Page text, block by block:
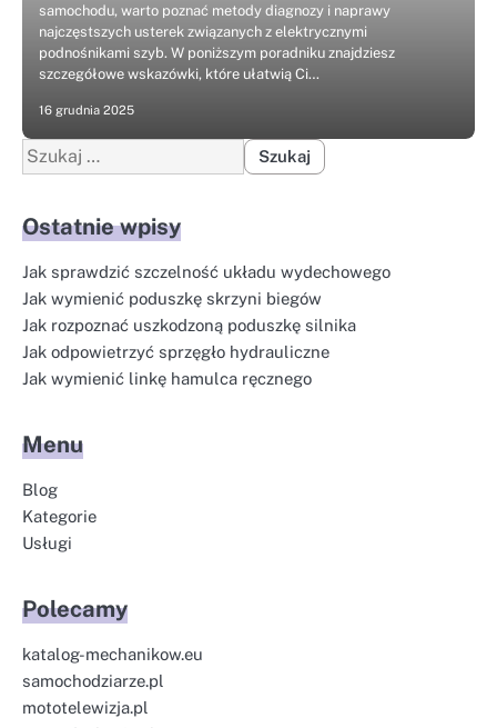
samochodu, warto poznać metody diagnozy i naprawy
najczęstszych usterek związanych z elektrycznymi
podnośnikami szyb. W poniższym poradniku znajdziesz
szczegółowe wskazówki, które ułatwią Ci…
16 grudnia 2025
Szukaj:
Ostatnie wpisy
Jak sprawdzić szczelność układu wydechowego
Jak wymienić poduszkę skrzyni biegów
Jak rozpoznać uszkodzoną poduszkę silnika
Jak odpowietrzyć sprzęgło hydrauliczne
Jak wymienić linkę hamulca ręcznego
Menu
Blog
Kategorie
Usługi
Polecamy
katalog-mechanikow.eu
samochodziarze.pl
mototelewizja.pl